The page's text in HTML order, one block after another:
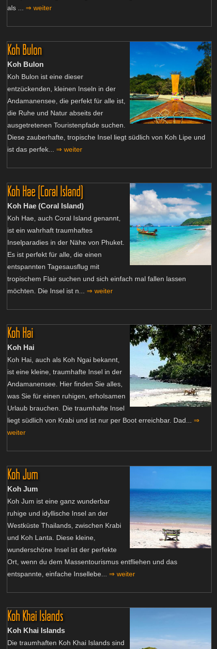
als ... ⇒ weiter
Koh Bulon
Koh Bulon
Koh Bulon ist eine dieser
entzückenden, kleinen Inseln in der
Andamanensee, die perfekt für alle ist,
die Ruhe und Natur abseits der
ausgetretenen Touristenpfade suchen.
Diese zauberhafte, tropische Insel liegt südlich von Koh Lipe und
ist das perfek... ⇒ weiter
Koh Hae (Coral Island)
Koh Hae (Coral Island)
Koh Hae, auch Coral Island genannt,
ist ein wahrhaft traumhaftes
Inselparadies in der Nähe von Phuket.
Es ist perfekt für alle, die einen
entspannten Tagesausflug mit
tropischem Flair suchen und sich einfach mal fallen lassen
möchten. Die Insel ist n... ⇒ weiter
Koh Hai
Koh Hai
Koh Hai, auch als Koh Ngai bekannt,
ist eine kleine, traumhafte Insel in der
Andamanensee. Hier finden Sie alles,
was Sie für einen ruhigen, erholsamen
Urlaub brauchen. Die traumhafte Insel
liegt südlich von Krabi und ist nur per Boot erreichbar. Dad... ⇒
weiter
Koh Jum
Koh Jum
Koh Jum ist eine ganz wunderbar
ruhige und idyllische Insel an der
Westküste Thailands, zwischen Krabi
und Koh Lanta. Diese kleine,
wunderschöne Insel ist der perfekte
Ort, wenn du dem Massentourismus entfliehen und das
entspannte, einfache Insellebe... ⇒ weiter
Koh Khai Islands
Koh Khai Islands
Die traumhaften Koh Khai Islands sind